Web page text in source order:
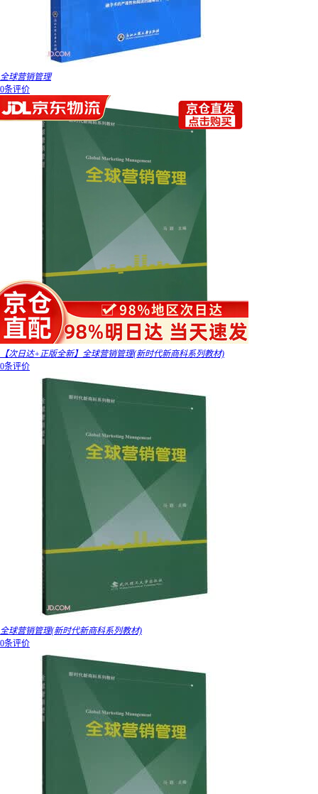
全球营销管理
0条评价
【次日达+正版全新】全球营销管理(新时代新商科系列教材)
0条评价
全球营销管理(新时代新商科系列教材)
0条评价